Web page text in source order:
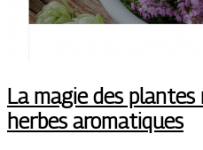
La magie des
herbes aromatiques